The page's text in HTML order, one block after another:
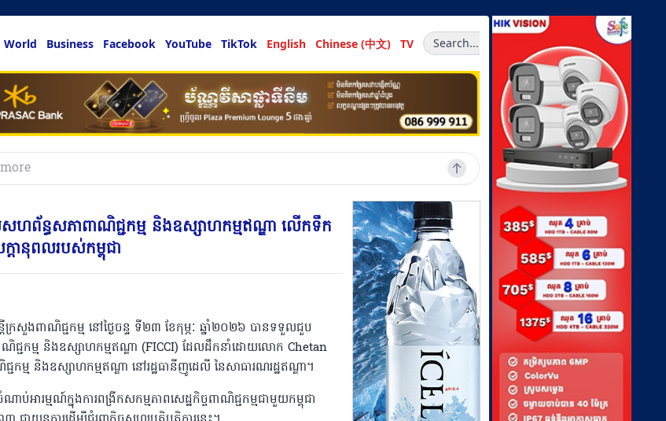
World Business Facebook YouTube TikTok English Chinese (中文) TV Search...
ង
យសហព័ន្ធសភាពាណិជ្ជកម្ម និងឧស្សាហកម្មឥណ្ឌា លើកទឹក
ដានុពលរបស់កម្ពុជា
រសួងពាណិជ្ជកម្ម នៅថ្ងៃចន្ទ ទី២៣ ខែកុម្ភៈ ឆ្នាំ២០២៦ បានទទួលជួប
ណិជ្ជកម្ម និងឧស្សាហកម្មឥណ្ឌា (FICCI) ដែលដឹកនាំដោយលោក Chetan
កម្ម និងឧស្សាហកម្មឥណ្ឌា នៅរដ្ឋធានីញូដេលី នៃសាធារណរដ្ឋឥណ្ឌា។
អារម្មណ៍ក្នុងការពង្រីកសកម្មភាពសេដ្ឋកិច្ចពាណិជ្ជកម្មជាមួយកម្ពុជា